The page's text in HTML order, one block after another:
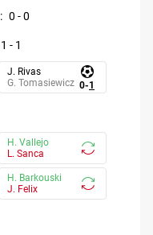
: 0 - 0
1 - 1
0-1
J. Rivas
G. Tomasiewicz
H. Vallejo
L. Sanca
H. Barkouski
J. Felix